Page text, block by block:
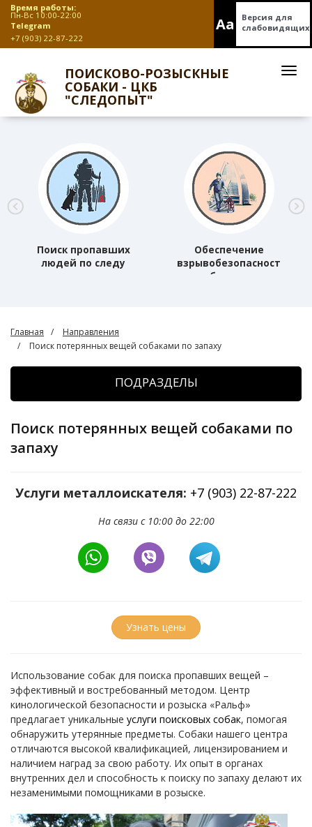
Время работы:
Пн-Вс 10:00-22:00
Telegram
+7 (903) 22-87-222
Aa
Версия для
слабовидящих
ПОИСКОВО-РОЗЫСКНЫЕ
СОБАКИ - ЦКБ
"СЛЕДОПЫТ"
Поиск пропавших
людей по следу
Обеспечение
взрывобезопасности
объектов
Главная
Направления
Поиск потерянных вещей собаками по запаху
ПОДРАЗДЕЛЫ
Поиск потерянных вещей собаками по
запаху
Услуги металлоискателя: +7 (903) 22-87-222
На связи с 10:00 до 22:00
Узнать цены
Использование собак для поиска пропавших вещей –
эффективный и востребованный методом. Центр
кинологической безопасности и розыска «Ральф»
предлагает уникальные услуги поисковых собак, помогая
обнаружить утерянные предметы. Собаки нашего центра
отличаются высокой квалификацией, лицензированием и
наличием наград за свою работу. Их опыт в органах
внутренних дел и способность к поиску по запаху делают их
незаменимыми помощниками в розыске.